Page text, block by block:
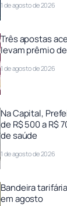
1 de agosto de 2026
Três apostas
levam prêmio
1 de agosto de 2026
Na Capital,
de R$ 500 a R$
de saúde
1 de agosto de 2026
Bandeira
em agosto